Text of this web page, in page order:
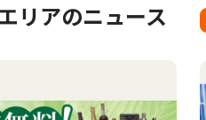
リアのニュース